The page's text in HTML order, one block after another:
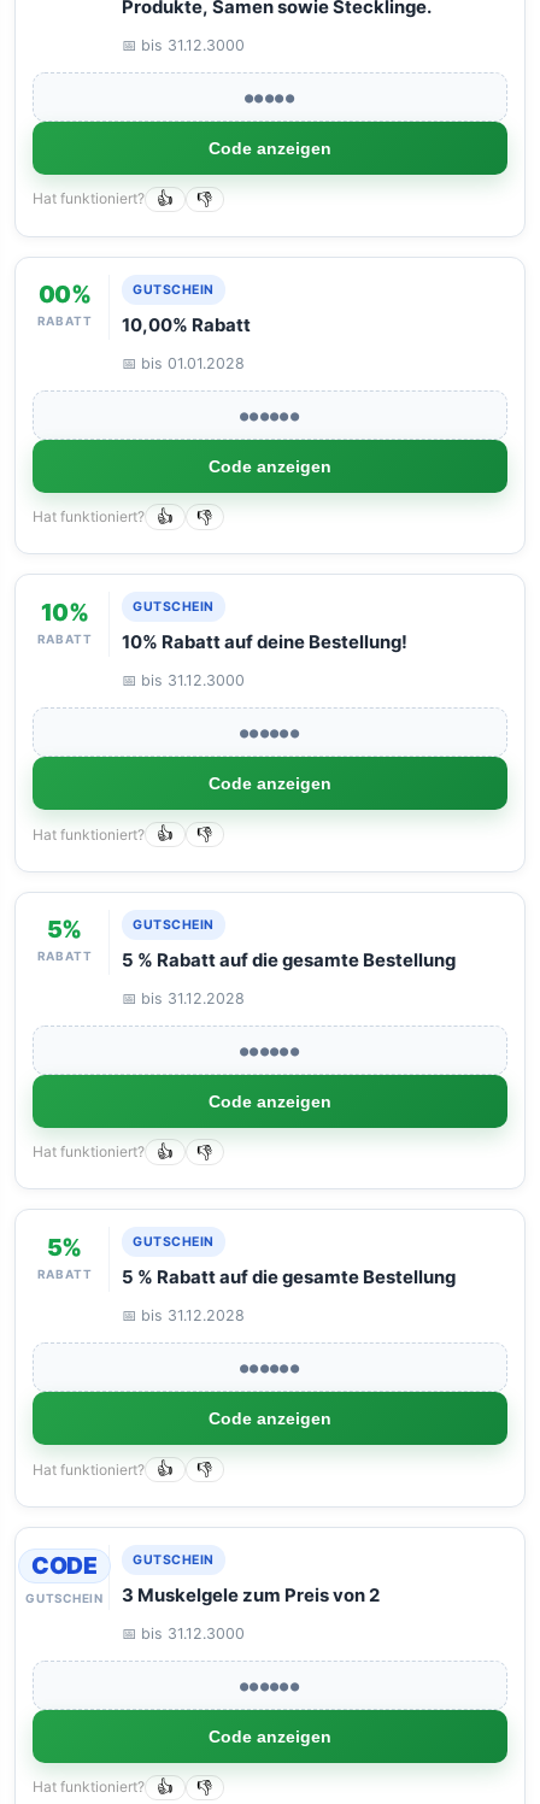
Produkte, Samen sowie Stecklinge.
📅 bis 31.12.3000
●●●●●
Code anzeigen
Hat funktioniert? 👍 👎
00%
RABATT
GUTSCHEIN
10,00% Rabatt
📅 bis 01.01.2028
●●●●●●
Code anzeigen
Hat funktioniert? 👍 👎
10%
RABATT
GUTSCHEIN
10% Rabatt auf deine Bestellung!
📅 bis 31.12.3000
●●●●●●
Code anzeigen
Hat funktioniert? 👍 👎
5%
RABATT
GUTSCHEIN
5 % Rabatt auf die gesamte Bestellung
📅 bis 31.12.2028
●●●●●●
Code anzeigen
Hat funktioniert? 👍 👎
5%
RABATT
GUTSCHEIN
5 % Rabatt auf die gesamte Bestellung
📅 bis 31.12.2028
●●●●●●
Code anzeigen
Hat funktioniert? 👍 👎
CODE
GUTSCHEIN
GUTSCHEIN
3 Muskelgele zum Preis von 2
📅 bis 31.12.3000
●●●●●●
Code anzeigen
Hat funktioniert? 👍 👎